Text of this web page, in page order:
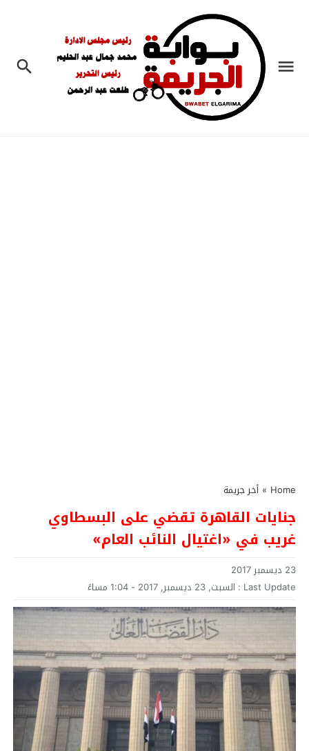
Home
» أخر جريمة
جنايات القاهرة تقضي على البسطاوي
غريب في «اغتيال النائب العام»
23 ديسمبر 2017
Last Update : السبت, 23 ديسمبر, 2017 - 1:04 مساءً